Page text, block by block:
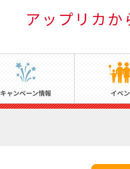
アップリカか
キャンペーン情報 イベ